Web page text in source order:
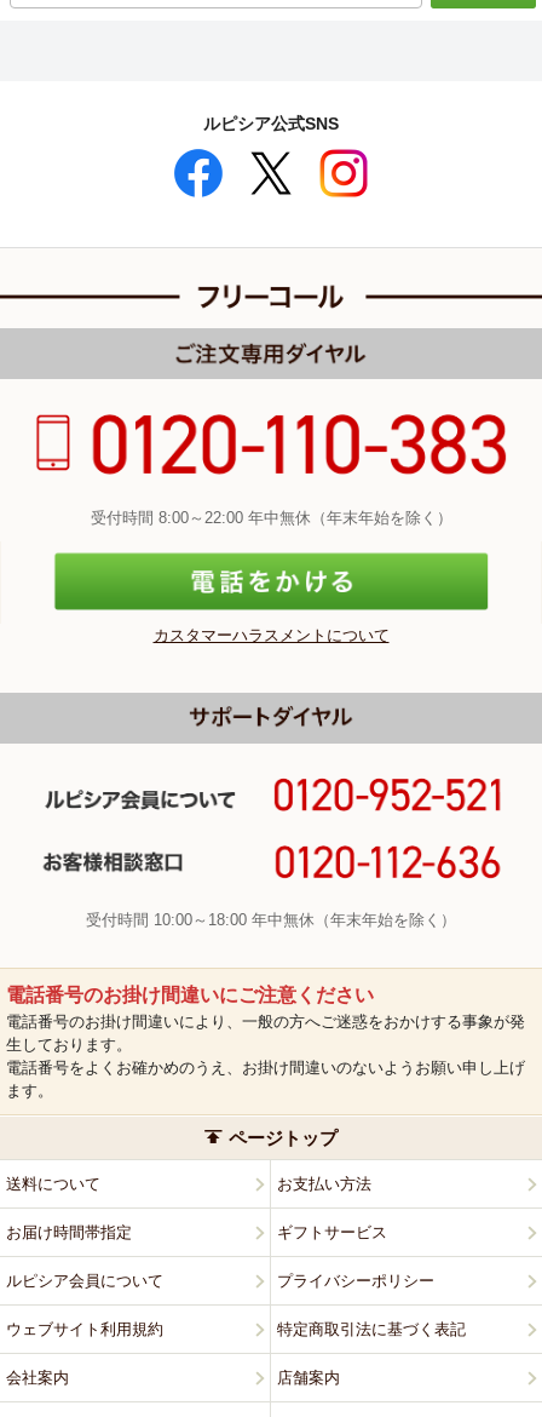
ルピシア公式SNS
受付時間 8:00～22:00 年中無休（年末年始を除く）
カスタマーハラスメントについて
受付時間 10:00～18:00 年中無休（年末年始を除く）
電話番号のお掛け間違いにご注意ください
電話番号のお掛け間違いにより、一般の方へご迷惑をおかけする事象が発
生しております。
電話番号をよくお確かめのうえ、お掛け間違いのないようお願い申し上げ
ます。
ページトップ
送料について お支払い方法
お届け時間帯指定 ギフトサービス
ルピシア会員について プライバシーポリシー
ウェブサイト利用規約 特定商取引法に基づく表記
会社案内 店舗案内